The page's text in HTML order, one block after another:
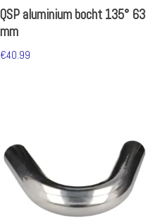
QSP aluminium bocht 135° 63
mm
€40.99